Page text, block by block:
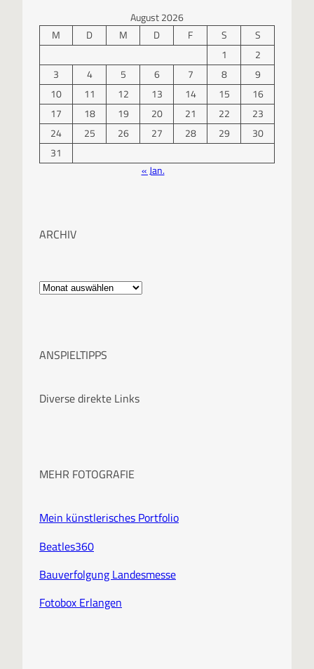
August 2026
M
D M D F S
S
1
2
3
4 5 6 7 8
9
10
11 12 13 14 15
16
17
18 19 20 21 22
23
24
25 26 27 28 29
30
31
« Jan.
ARCHIV
A
i
ANSPIELTIPPS
Diverse direkte Links
MEHR FOTOGRAFIE
Mein künstlerisches Portfolio
Beatles360
Bauverfolgung Landesmesse
Fotobox Erlangen